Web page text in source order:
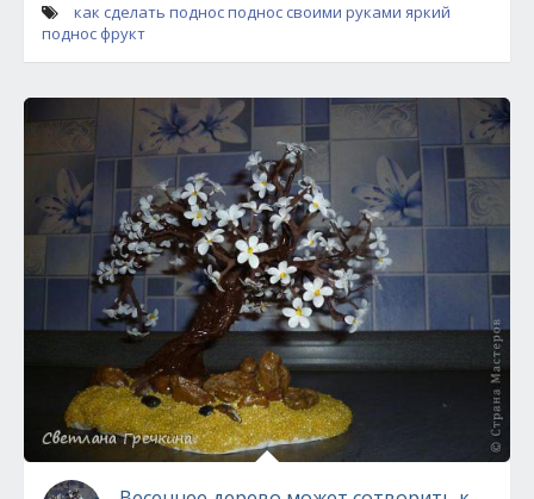
как сделать подносподнос своими руками яркий
поднос фрукт